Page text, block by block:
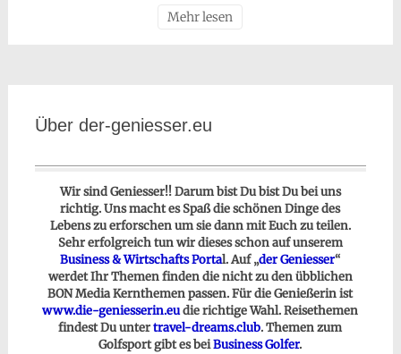
Mehr lesen
Über der-geniesser.eu
Wir sind Geniesser!! Darum bist Du bist Du bei uns
richtig. Uns macht es Spaß die schönen Dinge des
Lebens zu erforschen um sie dann mit Euch zu teilen.
Sehr erfolgreich tun wir dieses schon auf unserem
Business & Wirtschafts Portal. Auf „der Geniesser“
werdet Ihr Themen finden die nicht zu den übblichen
BON Media Kernthemen passen. Für die Genießerin ist
www.die-geniesserin.eudie richtige Wahl. Reisethemen
findest Du untertravel-dreams.club. Themen zum
Golfsport gibt es beiBusiness Golfer.